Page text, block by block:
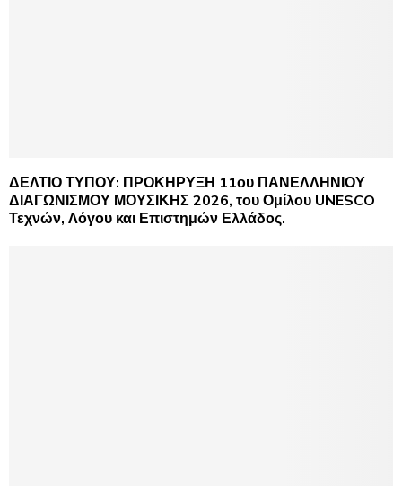
ΔΕΛΤΙΟ ΤΥΠΟΥ: ΠΡΟΚΗΡΥΞΗ 11ου ΠΑΝΕΛΛΗΝΙΟΥ
ΔΙΑΓΩΝΙΣΜΟΥ ΜΟΥΣΙΚΗΣ 2026, του Ομίλου UNESCO
Τεχνών, Λόγου και Επιστημών Ελλάδος.